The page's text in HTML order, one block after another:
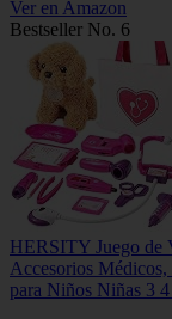
Ver en Amazon
Bestseller No. 6
HERSITY Juego de
Accesorios Médicos,
para Niños Niñas 3